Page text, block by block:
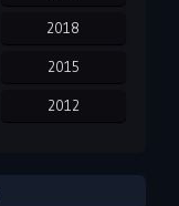
2018
2015
2012